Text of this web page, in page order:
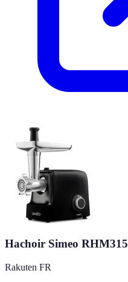
Hachoir Simeo RHM315
Rakuten FR